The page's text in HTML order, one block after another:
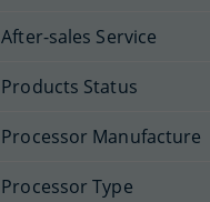
After-sales Service
Products Status
Processor Manufacture
Processor Type